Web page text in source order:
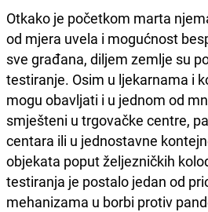
Otkako je početkom marta
od mjera uvela i mogućnost
sve građana, diljem zemlje su
testiranje. Osim u ljekarnama i
mogu obavljati i u jednom od
smješteni u trgovačke centre,
centara ili u jednostavne
objekata poput željezničkih
testiranja je postalo jedan od
mehanizama u borbi protiv